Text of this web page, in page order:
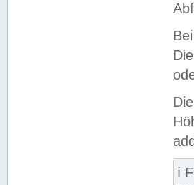
ℹ️